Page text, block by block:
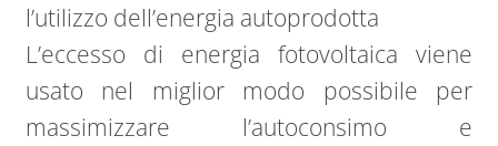
l’utilizzo dell’energia autoprodotta
L’eccesso di energia fotovoltaica viene
usato nel miglior modo possibile per
massimizzare l’autoconsimo e